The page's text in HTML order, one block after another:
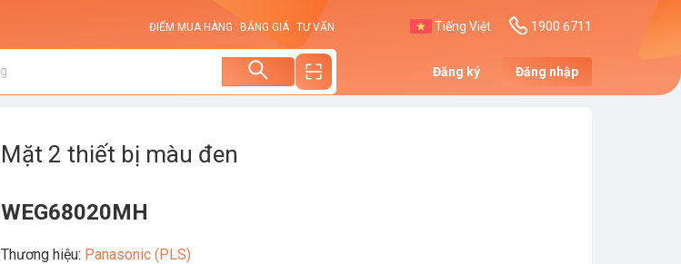
ĐIỂM MUA HÀNG BẢNG GIÁ TƯ VẤN Tiếng Việt 1900 6711
Đăng ký Đăng nhập
Mặt 2 thiết bị màu đen
WEG68020MH
Thương hiệu: Panasonic (PLS)